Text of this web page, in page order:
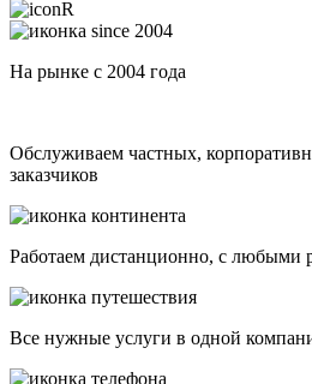
На рынке с 2004 года
Обслуживаем частных,
заказчиков
Работаем дистанционно, с любыми
Все нужные услуги в одной